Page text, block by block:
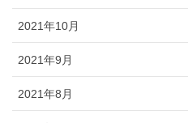
2021年10月
2021年9月
2021年8月